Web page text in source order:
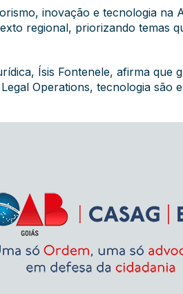
inovação e tecnologia
regional, priorizando temas
Ísis Fontenele, afirma que
Operations, tecnologia são